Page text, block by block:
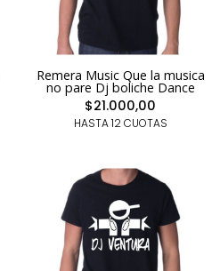
Remera Music Que la musica
no pare Dj boliche Dance
$21.000,00
HASTA 12 CUOTAS